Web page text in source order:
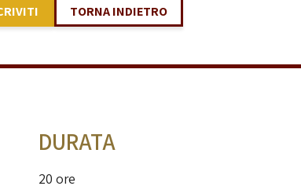
TORNA INDIETRO
DURATA
20 ore